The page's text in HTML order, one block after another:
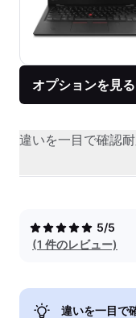
オプションを見る
違いを一目で確認
5/5
(1 件のレビュー)
違いを一目で